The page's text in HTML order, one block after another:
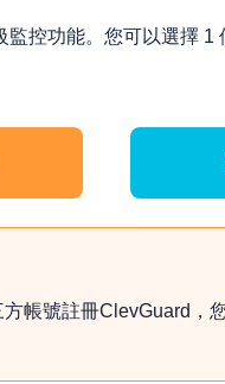
控功能。您可以選擇
帳號註冊ClevGuard，